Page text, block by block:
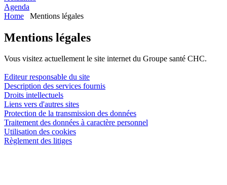
Agenda
Home
Mentions légales
Mentions légales
Vous visitez actuellement le site internet du Groupe santé CHC.
Editeur responsable du site
Description des services fournis
Droits intellectuels
Liens vers d'autres sites
Protection de la transmission des données
Traitement des données à caractère personnel
Utilisation des cookies
Règlement des litiges